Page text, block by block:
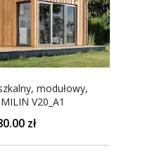
modułowy,
całoroczny MILIN V20_A1
zł